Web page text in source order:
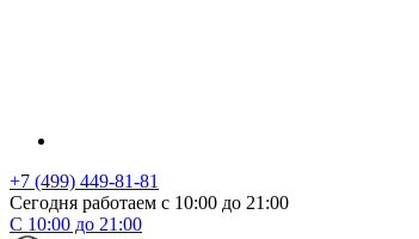
+7 (499) 449-81-81
Сегодня работаем с 10:00 до 21:00
С 10:00 до 21:00